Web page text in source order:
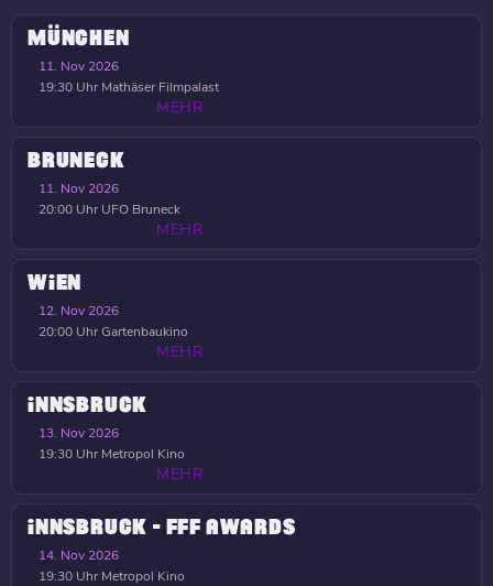
MÜNCHEN
11. Nov 2026
19:30 Uhr Mathäser Filmpalast
MEHR
BRUNECK
11. Nov 2026
20:00 Uhr UFO Bruneck
MEHR
WIEN
12. Nov 2026
20:00 UhrGartenbaukino
MEHR
INNSBRUCK
13. Nov 2026
19:30 Uhr Metropol Kino
MEHR
INNSBRUCK - FFF AWARDS
14. Nov 2026
19:30 Uhr Metropol Kino